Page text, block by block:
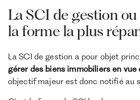
La SCI de gestion
la forme la plus
La SCI de gestion a pour objet
gérer des biens immobiliers en vue
objectif majeur est donc notifié au